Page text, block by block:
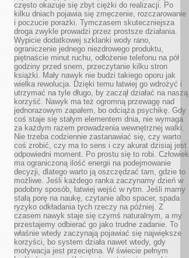
często okazuje się zbyt ciężki do realizacji. Po
kilku dniach pojawia się zmęczenie, rozczarowanie
i poczucie porażki. Tymczasem skuteczniejsza
droga zwykle prowadzi przez prostsze działania.
Wypicie dodatkowej szklanki wody rano,
ograniczenie jednego niezdrowego produktu,
piętnaście minut ruchu, odłożenie telefonu na pół
godziny przed snem, przeczytanie kilku stron
książki. Mały nawyk nie budzi takiego oporu jak
wielka rewolucja. Dzięki temu łatwiej go wdrożyć i
utrzymać na tyle długo, by zaczął działać na naszą
korzyść. Nawyk ma też ogromną przewagę nad
jednorazowym zapałem, bo odciąża psychikę. Gdy
coś staje się stałym elementem dnia, nie wymaga
za każdym razem prowadzenia wewnętrznej walki.
Nie trzeba codziennie zastanawiać się, czy warto
coś zrobić, czy ma to sens i czy akurat dzisiaj jest
odpowiedni moment. Po prostu się to robi. Człowiek
ma ograniczoną ilość energii na podejmowanie
decyzji, dlatego warto ją oszczędzać tam, gdzie to
możliwe. Jeśli każdego ranka zaczynamy dzień w
podobny sposób, łatwiej wejść w rytm. Jeśli mamy
stałą porę na naukę, czytanie albo spacer, spada
ryzyko odkładania tych rzeczy na później. Z
czasem nawyk staje się czymś naturalnym, a my
przestajemy odbierać go jako trudne zadanie. To
właśnie wtedy zaczynają pojawiać się największe
korzyści, bo system działa nawet wtedy, gdy
motywacja jest przeciętna. W świecie pełnym